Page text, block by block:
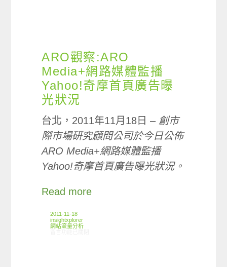
ARO觀察:ARO
Media+網路媒體監播
Yahoo!奇摩首頁廣告曝
光狀況
台北，2011年11月18日 – 創市
際市場研究顧問公司於今日公佈
ARO Media+網路媒體監播
Yahoo!奇摩首頁廣告曝光狀況。
Read more
2011-11-18
insightxplorer
網站流量分析